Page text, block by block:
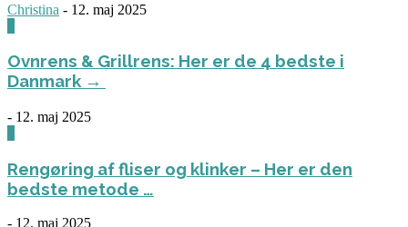
Christina - 12. maj 2025
Ovnrens & Grillrens: Her er de 4 bedste i
Danmark →
- 12. maj 2025
Rengøring af fliser og klinker – Her er den
bedste metode …
- 12. maj 2025